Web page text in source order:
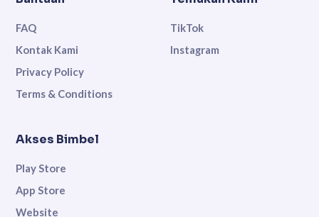
FAQ
Kontak Kami
Privacy Policy
Terms & Conditions
TikTok
Instagram
Akses Bimbel
Play Store
App Store
Website